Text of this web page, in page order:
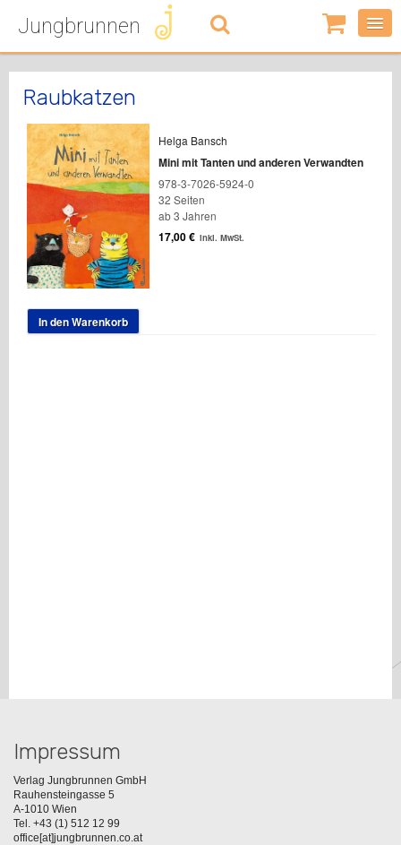
Jungbrunnen
0
Artikel
-
Raubkatzen
Helga Bansch
Mini mit Tanten und anderen Verwandten
978-3-7026-5924-0
32 Seiten
ab 3 Jahren
17,00€ inkl. MwSt.
In den Warenkorb
Impressum
Verlag Jungbrunnen GmbH
Rauhensteingasse 5
A-1010 Wien
Tel. +43 (1) 512 12 99
office[at]jungbrunnen.co.at